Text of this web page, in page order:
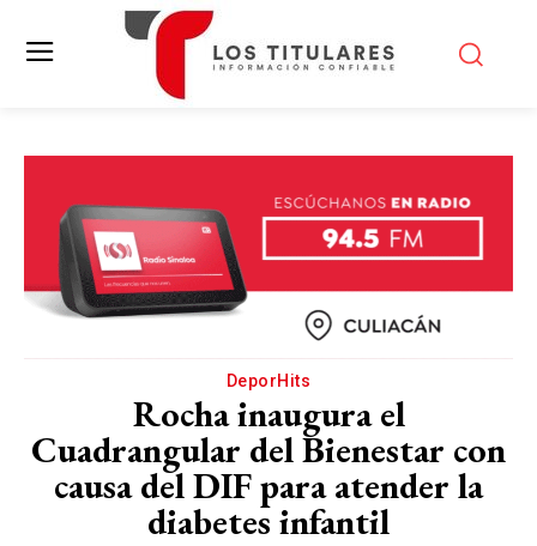
DeporHits
Rocha inaugura el
Cuadrangular del Bienestar con
causa del DIF para atender la
diabetes infantil